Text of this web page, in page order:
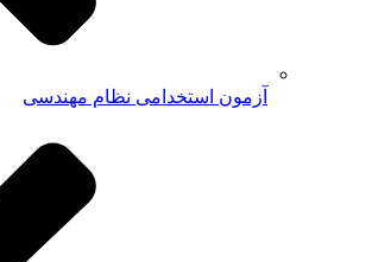
آزمون استخدامی نظام مهندسی